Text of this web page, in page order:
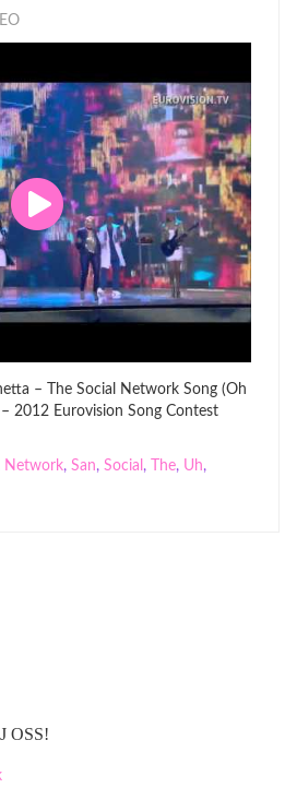
– The Social Network Song (Oh
2012 Eurovision Song Contest
Network, San, Social , The, Uh,
OSS!